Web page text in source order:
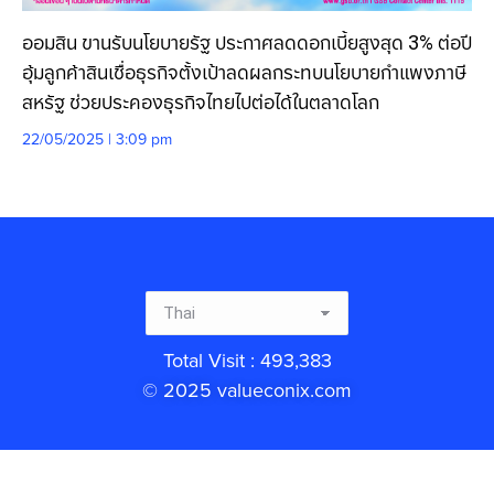
ออมสิน ขานรับนโยบายรัฐ ประกาศลดดอกเบี้ยสูงสุด 3% ต่อปี
อุ้มลูกค้าสินเชื่อธุรกิจตั้งเป้าลดผลกระทบนโยบายกำแพงภาษี
สหรัฐ ช่วยประคองธุรกิจไทยไปต่อได้ในตลาดโลก
22/05/2025 | 3:09 pm
Total Visit : 493,383
© 2025 valueconix.com